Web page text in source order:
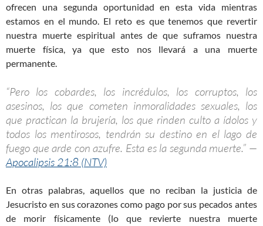
ofrecen una segunda oportunidad en esta vida mientras
estamos en el mundo. El reto es que tenemos que revertir
nuestra muerte espiritual antes de que suframos nuestra
muerte física, ya que esto nos llevará a una muerte
permanente.
“Pero los cobardes, los incrédulos, los corruptos, los
asesinos, los que cometen inmoralidades sexuales, los
que practican la brujería, los que rinden culto a ídolos y
todos los mentirosos, tendrán su destino en el lago de
fuego que arde con azufre. Esta es la segunda muerte.” —
Apocalipsis 21:8 (NTV)
En otras palabras, aquellos que no reciban la justicia de
Jesucristo en sus corazones como pago por sus pecados antes
de morir físicamente (lo que revierte nuestra muerte